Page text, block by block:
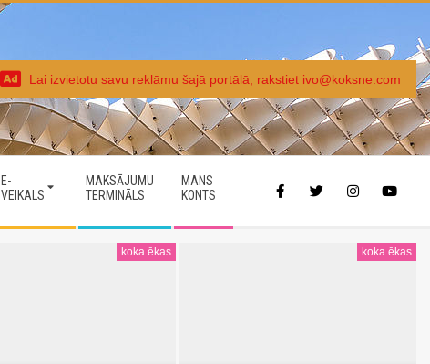
Lai izvietotu savu reklāmu šajā portālā, rakstiet ivo@koksne.com
E-
VEIKALS
MAKSĀJUMU
TERMINĀLS
MANS
KONTS
koka ēkas koka ēkas